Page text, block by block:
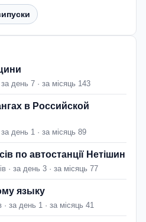
день 7 · за місяць 143
в Российской
день 1 · за місяць 89
по автостанції Нетішин
· за день 3 · за місяць 77
языку
· за день 1 · за місяць 41